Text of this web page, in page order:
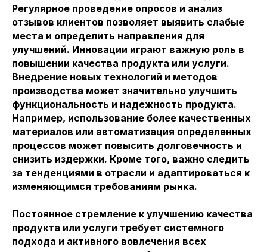
Регулярное проведение опросов и анализ
отзывов клиентов позволяет выявить слабые
места и определить направления для
улучшений. Инновации играют важную роль в
повышении качества продукта или услуги.
Внедрение новых технологий и методов
производства может значительно улучшить
функциональность и надежность продукта.
Например, использование более качественных
материалов или автоматизация определенных
процессов может повысить долговечность и
снизить издержки. Кроме того, важно следить
за тенденциями в отрасли и адаптироваться к
изменяющимся требованиям рынка.
Постоянное стремление к улучшению качества
продукта или услуги требует системного
подхода и активного вовлечения всех